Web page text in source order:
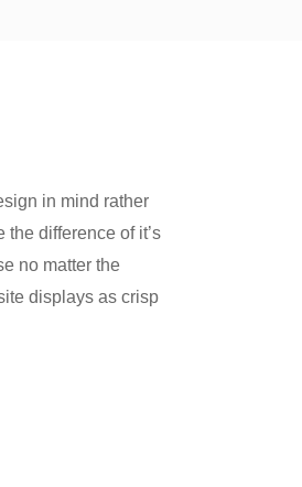
in mind rather
difference of it’s
no matter the
displays as crisp